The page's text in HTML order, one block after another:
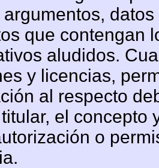
que contengan
aludidos.
y licencias,
al respecto
el concepto
o